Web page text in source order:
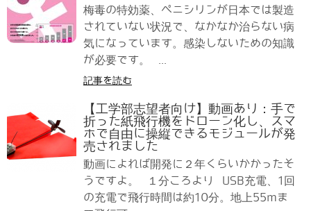
梅毒の特効薬、ペニシリンが日本では製造
されていない状況で、なかなか治らない病
気になっています。感染しないための知識
が必要です。 ...
記事を読む
【工学部志望者向け】動画あり：手で
折った紙飛行機をドローン化し、スマ
ホで自由に操縦できるモジュールが発
売されました
動画によれば開発に２年くらいかかったそ
うですよ。 １分ころより USB充電、1回
の充電で飛行時間は約10分。地上55mま